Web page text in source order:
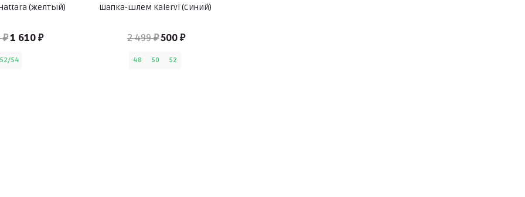
(желтый)
₽1 610 ₽
52/54
Шапка-шлем Kalervi (Синий)
2 499 ₽500 ₽
48 50 52